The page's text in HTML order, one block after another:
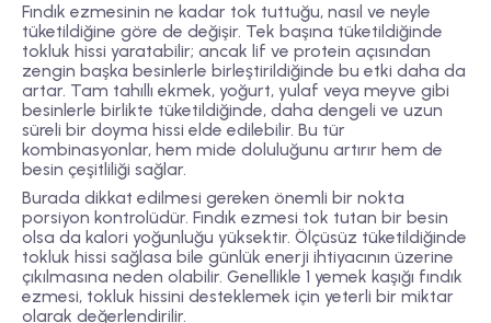
Fındık ezmesinin ne kadar tok tuttuğu, nasıl ve neyle
tüketildiğine göre de değişir. Tek başına tüketildiğinde
tokluk hissi yaratabilir; ancak lif ve protein açısından
zengin başka besinlerle birleştirildiğinde bu etki daha da
artar. Tam tahıllı ekmek, yoğurt, yulaf veya meyve gibi
besinlerle birlikte tüketildiğinde, daha dengeli ve uzun
süreli bir doyma hissi elde edilebilir. Bu tür
kombinasyonlar, hem mide doluluğunu artırır hem de
besin çeşitliliği sağlar.
Burada dikkat edilmesi gereken önemli bir nokta
porsiyon kontrolüdür. Fındık ezmesi tok tutan bir besin
olsa da kalori yoğunluğu yüksektir. Ölçüsüz tüketildiğinde
tokluk hissi sağlasa bile günlük enerji ihtiyacının üzerine
çıkılmasına neden olabilir. Genellikle 1 yemek kaşığı fındık
ezmesi, tokluk hissini desteklemek için yeterli bir miktar
olarak değerlendirilir.